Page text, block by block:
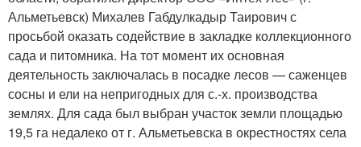
Альметьевск) Михалев Габдулкадыр Таирович с
просьбой оказать содействие в закладке коллекционного
сада и питомника. На тот момент их основная
деятельность заключалась в посадке лесов — саженцев
сосны и ели на непригодных для с.-х. производства
землях. Для сада был выбран участок земли площадью
19,5 га недалеко от г. Альметьевска в окрестностях села